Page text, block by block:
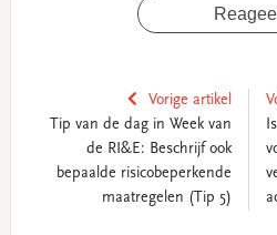
Vorige artikel
Tip van de dag in Week van
de RI&E: Beschrijf ook
bepaalde risicobeperkende
maatregelen (Tip 5)